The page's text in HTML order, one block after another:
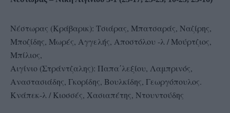
Νέστωρας (Κράβαρικ): Τσιάρας, Μπατσαράς, Ναζίρης,
Μποζίδης, Μωρές, Αγγελής, Αποστόλου -λ / Μούρτζιος,
Μπίλιος,
Αιγίνιο (Στράντζαλης): Παπα΄λεξίου, Λαμπρινός,
Αναστασιάδης, Γκορίδης, Βουλκίδης, Γεωργόπουλος.
Κνάπεκ-λ / Κιοσσές, Χασιαπέτης, Ντουντούδης